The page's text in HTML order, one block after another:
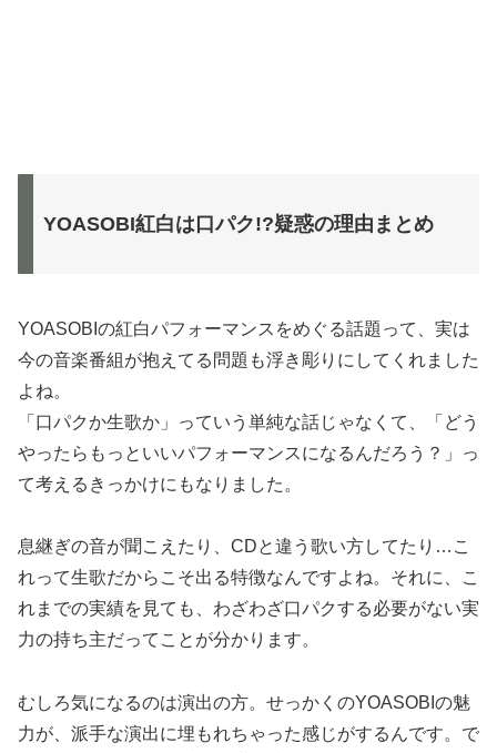
YOASOBI紅白は口パク!?疑惑の理由まとめ
YOASOBIの紅白パフォーマンスをめぐる話題って、実は
今の音楽番組が抱えてる問題も浮き彫りにしてくれました
よね。
「口パクか生歌か」っていう単純な話じゃなくて、「どう
やったらもっといいパフォーマンスになるんだろう？」っ
て考えるきっかけにもなりました。
息継ぎの音が聞こえたり、CDと違う歌い方してたり…こ
れって生歌だからこそ出る特徴なんですよね。それに、こ
れまでの実績を見ても、わざわざ口パクする必要がない実
力の持ち主だってことが分かります。
むしろ気になるのは演出の方。せっかくのYOASOBIの魅
力が、派手な演出に埋もれちゃった感じがするんです。で